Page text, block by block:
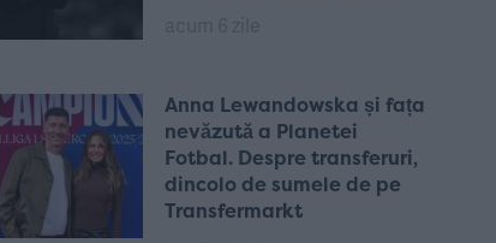
Anna Lewandowska și fața
nevăzută a Planetei
Fotbal. Despre transferuri,
dincolo de sumele de pe
Transfermarkt